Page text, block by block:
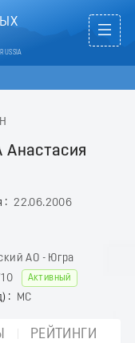
22.06.2006
АО - Югра
Активный
МС
РЕЙТИНГИ